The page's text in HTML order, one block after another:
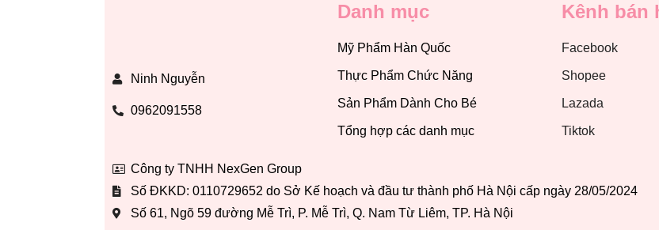
Ninh Nguyễn
0962091558
Danh mục
Mỹ Phẩm Hàn Quốc
Thực Phẩm Chức Năng
Sản Phẩm Dành Cho Bé
Tổng hợp các danh mục
Kênh bán
Facebook
Shopee
Lazada
Tiktok
Công ty TNHH NexGen Group
Số ĐKKD: 0110729652 do Sở Kế hoạch và đầu tư thành phố Hà Nội cấp ngày 28/05/2024
Số 61, Ngõ 59 đường Mễ Trì, P. Mễ Trì, Q. Nam Từ Liêm, TP. Hà Nội